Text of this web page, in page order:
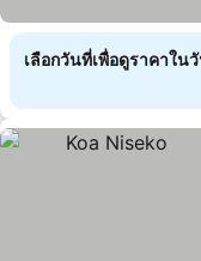
เลือกวันที่เพื่อดูราคาใน